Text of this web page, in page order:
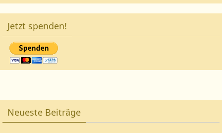
Jetzt spenden!
Neueste Beiträge